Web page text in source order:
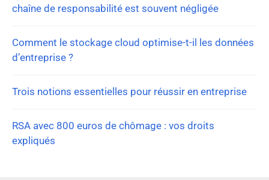
chaîne de responsabilité est souvent négligée
Comment le stockage cloud optimise-t-il les données
d’entreprise ?
Trois notions essentielles pour réussir en entreprise
RSA avec 800 euros de chômage : vos droits
expliqués